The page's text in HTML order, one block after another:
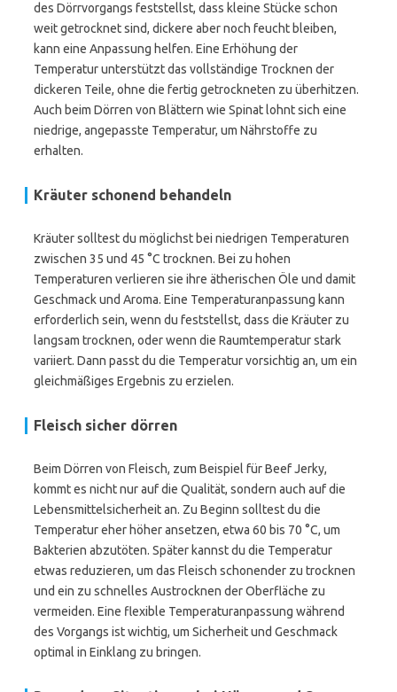
des Dörrvorgangs feststellst, dass kleine Stücke schon
weit getrocknet sind, dickere aber noch feucht bleiben,
kann eine Anpassung helfen. Eine Erhöhung der
Temperatur unterstützt das vollständige Trocknen der
dickeren Teile, ohne die fertig getrockneten zu überhitzen.
Auch beim Dörren von Blättern wie Spinat lohnt sich eine
niedrige, angepasste Temperatur, um Nährstoffe zu
erhalten.
Kräuter schonend behandeln
Kräuter solltest du möglichst bei niedrigen Temperaturen
zwischen 35 und 45 °C trocknen. Bei zu hohen
Temperaturen verlieren sie ihre ätherischen Öle und damit
Geschmack und Aroma. Eine Temperaturanpassung kann
erforderlich sein, wenn du feststellst, dass die Kräuter zu
langsam trocknen, oder wenn die Raumtemperatur stark
variiert. Dann passt du die Temperatur vorsichtig an, um ein
gleichmäßiges Ergebnis zu erzielen.
Fleisch sicher dörren
Beim Dörren von Fleisch, zum Beispiel für Beef Jerky,
kommt es nicht nur auf die Qualität, sondern auch auf die
Lebensmittelsicherheit an. Zu Beginn solltest du die
Temperatur eher höher ansetzen, etwa 60 bis 70 °C, um
Bakterien abzutöten. Später kannst du die Temperatur
etwas reduzieren, um das Fleisch schonender zu trocknen
und ein zu schnelles Austrocknen der Oberfläche zu
vermeiden. Eine flexible Temperaturanpassung während
des Vorgangs ist wichtig, um Sicherheit und Geschmack
optimal in Einklang zu bringen.